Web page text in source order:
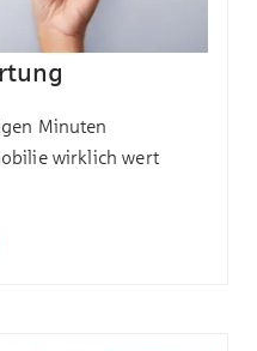
Minuten
wirklich wert